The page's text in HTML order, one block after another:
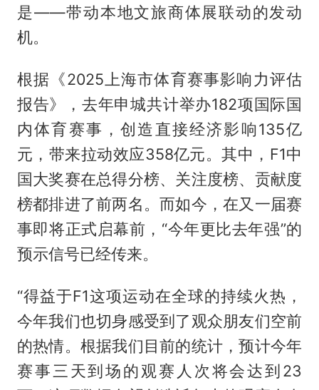
是——带动本地文旅商体展联动的发动
机。
根据《2025上海市体育赛事影响力评估
报告》，去年申城共计举办182项国际国
内体育赛事，创造直接经济影响135亿
元，带来拉动效应358亿元。其中，F1中
国大奖赛在总得分榜、关注度榜、贡献度
榜都排进了前两名。而如今，在又一届赛
事即将正式启幕前，“今年更比去年强”的
预示信号已经传来。
“得益于F1这项运动在全球的持续火热，
今年我们也切身感受到了观众朋友们空前
的热情。根据我们目前的统计，预计今年
赛事三天到场的观赛人次将会达到23